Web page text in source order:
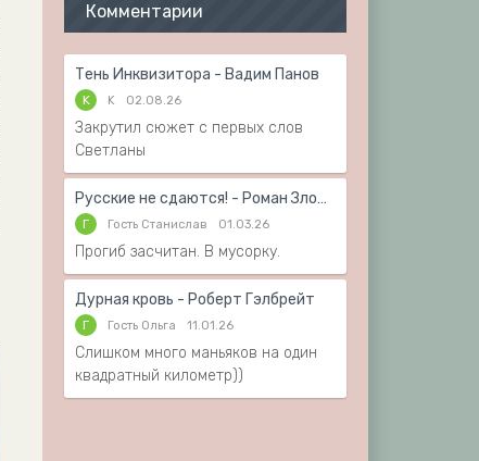
Комментарии
Тень Инквизитора - Вадим Панов
K K 02.08.26
Закрутил сюжет с первых слов
Светланы
Русские не сдаются! - Роман Злотников
Г Гость Станислав 01.03.26
Прогиб засчитан. В мусорку.
Дурная кровь - Роберт Гэлбрейт
Г Гость Ольга 11.01.26
Слишком много маньяков на один
квадратный километр))